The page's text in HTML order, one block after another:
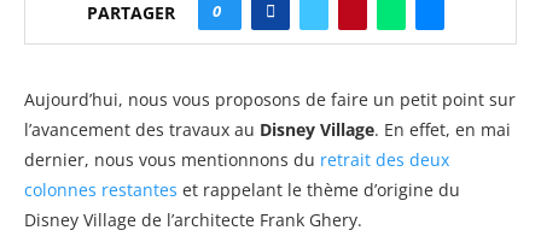
PARTAGER 0
Aujourd’hui, nous vous proposons de faire un petit point sur
l’avancement des travaux au Disney Village. En effet, en mai
dernier, nous vous mentionnons du retrait des deux
colonnes restantes et rappelant le thème d’origine du
Disney Village de l’architecte Frank Ghery.